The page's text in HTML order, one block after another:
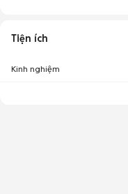
Tiện ích
Kinh nghiệm